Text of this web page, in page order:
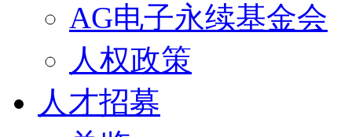
AG电子永续基金会
人权政策
人才招募